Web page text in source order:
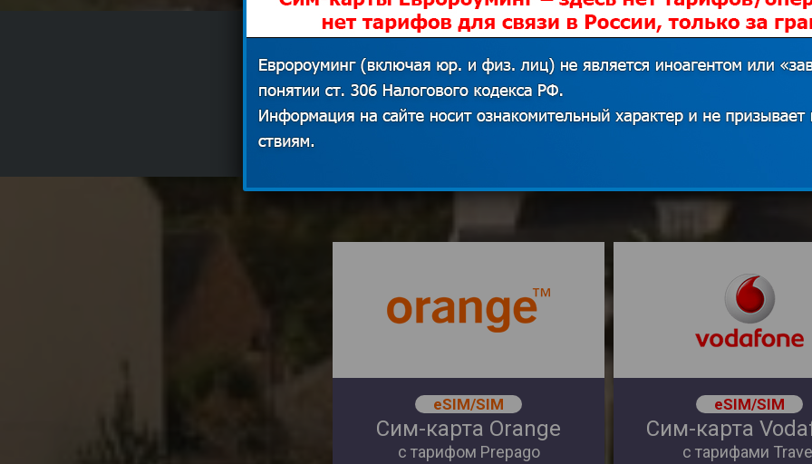
Мобильная связь в Сен-Мартен
eSIM/SIM
Сим-карта Orange
с тарифом Prepago
eSIM/SIM
Сим-карта
с тарифами